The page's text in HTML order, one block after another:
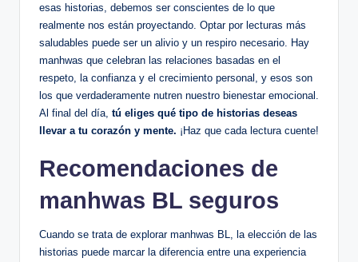
esas​ historias, debemos ser conscientes de lo que
realmente nos están proyectando. Optar ​por lecturas más
saludables puede ser un ⁤alivio y un respiro necesario. ⁣Hay
manhwas que celebran las⁤ relaciones basadas en el
respeto, la confianza y el crecimiento personal, y esos son
los que verdaderamente nutren nuestro bienestar emocional.
Al final del día, tú eliges qué tipo de historias deseas
llevar a tu corazón y mente. ¡Haz que cada lectura cuente!
Recomendaciones ⁣de
manhwas BL ⁤seguros
Cuando se ​trata de explorar manhwas⁣ BL, la elección de las
historias puede⁣ marcar la diferencia entre una experiencia